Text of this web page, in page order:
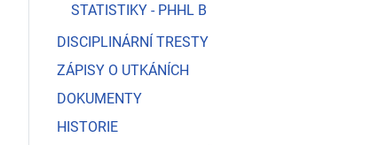
STATISTIKY - PHHL B
DISCIPLINÁRNÍ TRESTY
ZÁPISY O UTKÁNÍCH
DOKUMENTY
HISTORIE